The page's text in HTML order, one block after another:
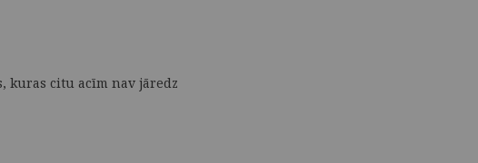
kuras citu acīm nav jāredz